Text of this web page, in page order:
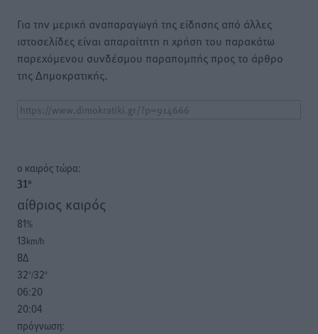
Για την μερική αναπαραγωγή της είδησης από άλλες
ιστοσελίδες είναι απαραίτητη η χρήση του παρακάτω
παρεχόμενου συνδέσμου παραπομπής προς το άρθρο
της Δημοκρατικής.
o καιρός τώρα:
31°
αίθριος καιρός
81%
13km/h
ΒΔ
32°/32°
06:20
20:04
πρόγνωση: